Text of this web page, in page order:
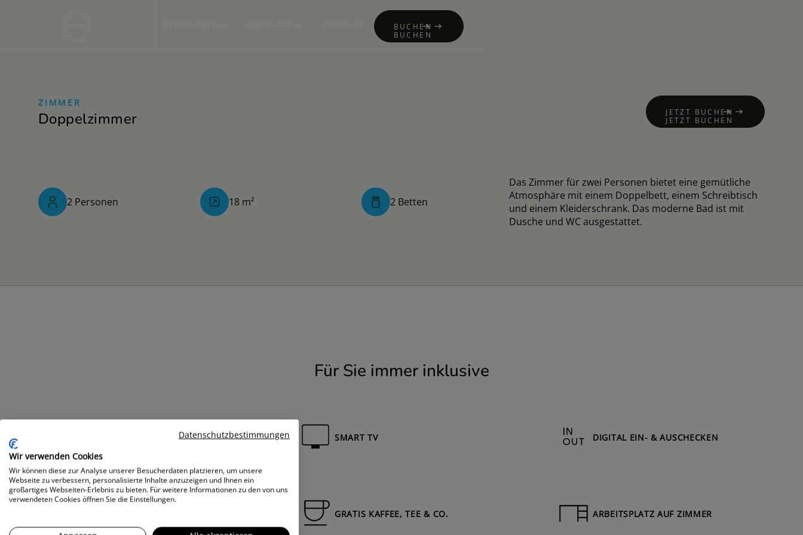
BUCHEN
BUCHEN
ZIMMER
Doppelzimmer
JETZT BUCHEN
JETZT BUCHEN
2 Personen 18m² 2 Betten
Das Zimmer für zwei Personen bietet eine gemütliche
Atmosphäre mit einem Doppelbett, einem Schreibtisch
und einem Kleiderschrank. Das moderne Bad ist mit
Dusche und WC ausgestattet.
Für Sie immer inklusive
SMART TV DIGITAL EIN- & AUSCHECKEN
GRATIS KAFFEE, TEE & CO. ARBEITSPLATZ AUF ZIMMER
Datenschutzbestimmungen
Wir verwenden Cookies
Wir können diese zur Analyse unserer Besucherdaten platzieren, um unsere
Webseite zu verbessern, personalisierte Inhalte anzuzeigen und Ihnen ein
großartiges Webseiten-Erlebnis zu bieten. Für weitere Informationen zu den von uns
verwendeten Cookies öffnen Sie die Einstellungen.